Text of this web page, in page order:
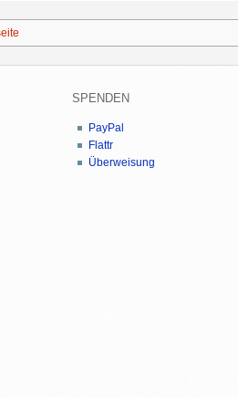
SPENDEN
PayPal
Flattr
Überweisung